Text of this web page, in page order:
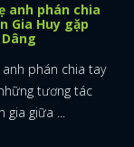
anh phán chia
Gia Huy gặp
phán chia tay
tương tác
gia giữa ...